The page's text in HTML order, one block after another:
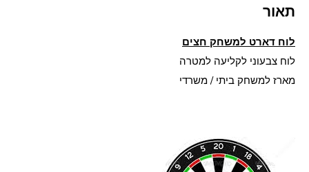
תאור
לוח דארט למשחק חצים
לוח צבעוני לקליעה למטרה
מארז למשחק ביתי / משרדי